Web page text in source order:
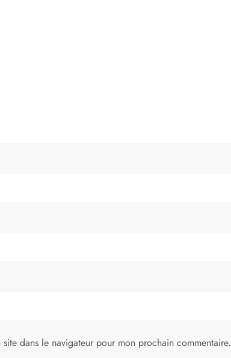
dans le navigateur pour mon prochain commentaire.